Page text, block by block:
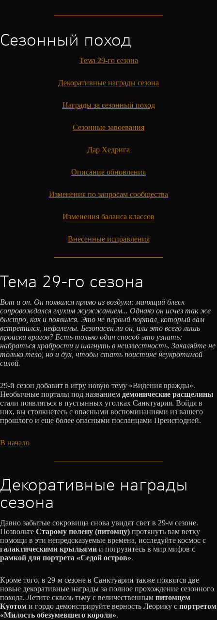
Сезонный поход
Тема 29-го сезона
Декоративные награды сезона
Награды за сезонный поход
Сезонные завоевания
Дар Хедрига
Описание обновления
Изменения по запросам сообщества
Изменения баланса классов
Внесенные исправления
Тема 29-го сезона
Вот и он. Он появился прямо из воздуха: манящий блеск
сопровождался глухим жужжанием... Однако он исчез так же
быстро, как и появился. Это не первый портал, который вам
встретился, нефалемы. Безопасен ли он, или это всего лишь
происки врагов? Есть только один способ это узнать:
набраться храбрости и шагнуть в неизвестность. Закаляйте не
только тело, но и дух, чтобы стать поистине неукротимой
силой.
29-й сезон добавит в игру новую тему «Видения вражды».
Необычные порталы под названием демонические расщелины
стали появляться в пустынных уголках Санктуария. Войдя в
них, вы столкнетесь с опасными воспоминаниями из вашего
прошлого и еще более опасными посланцами Преисподней.
В начало
Декоративные награды
сезона
Давно забытые сокровища снова увидят свет в 29-м сезоне.
Позвольте Старому полену (питомцу) протянуть вам ветку
помощи в эти непредсказуемые времена, исследуйте космос с
галактическими крыльями и погрузитесь в мир мифов с
рамкой для портрета «Седой остров».
Кроме того, в 29-м сезоне в Санктуарии также появятся две
новые декоративные награды за полное прохождение сезонного
похода. Летите сквозь тьму с величественным питомцем
Куотом и гордо демонстрируйте верность Леорику с портретом
«Милость обезумевшего короля».